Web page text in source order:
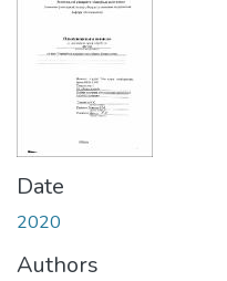
Date
2020
Authors